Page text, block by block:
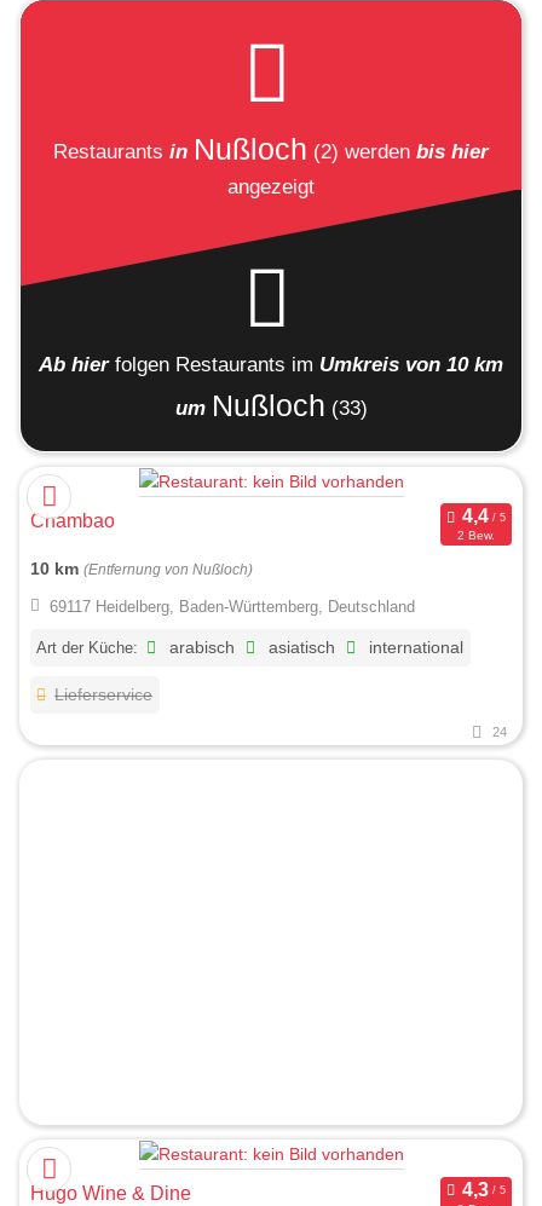
Restaurants in Nußloch (2) werden bis hier
angezeigt
Ab hier folgen Restaurants im Umkreis von 10 km
um Nußloch (33)
Chambao
2 Bew.
10 km (Entfernung von Nußloch)
69117 Heidelberg, Baden-Württemberg, Deutschland
Art der Küche: arabisch asiatisch international
Lieferservice
24
Hugo Wine & Dine